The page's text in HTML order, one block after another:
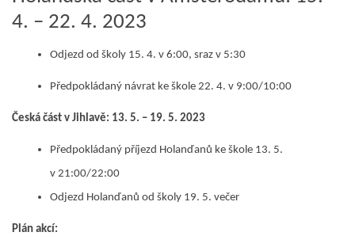
4. – 22. 4. 2023
Odjezd od školy 15. 4. v 6:00, sraz v 5:30
Předpokládaný návrat ke škole 22. 4. v 9:00/10:00
Česká část v Jihlavě: 13. 5. – 19. 5. 2023
Předpokládaný příjezd Holanďanů ke škole 13. 5.
v 21:00/22:00
Odjezd Holanďanů od školy 19. 5. večer
Plán akcí: